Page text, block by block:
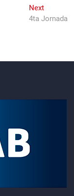
NextNext
post:
4ta Jornada